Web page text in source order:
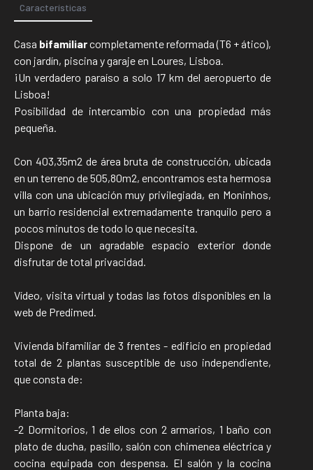
Características
Casa bifamiliarcompletamente reformada (T6 + ático),
con jardín, piscina y garaje en Loures, Lisboa.
¡Un verdadero paraíso a solo 17 km del aeropuerto de
Lisboa!
Posibilidad de intercambio con una propiedad más
pequeña.
Con 403,35m2 de área bruta de construcción, ubicada
en un terreno de 505,80m2, encontramos esta hermosa
villa con una ubicación muy privilegiada, en Moninhos,
un barrio residencial extremadamente tranquilo pero a
pocos minutos de todo lo que necesita.
Dispone de un agradable espacio exterior donde
disfrutar de total privacidad.
Vídeo, visita virtual y todas las fotos disponibles en la
web de Predimed.
Vivienda bifamiliar de 3 frentes - edificio en propiedad
total de 2 plantas susceptible de uso independiente,
que consta de:
Planta baja:
-2 Dormitorios, 1 de ellos con 2 armarios, 1 baño con
plato de ducha, pasillo, salón con chimenea eléctrica y
cocina equipada con despensa. El salón y la cocina